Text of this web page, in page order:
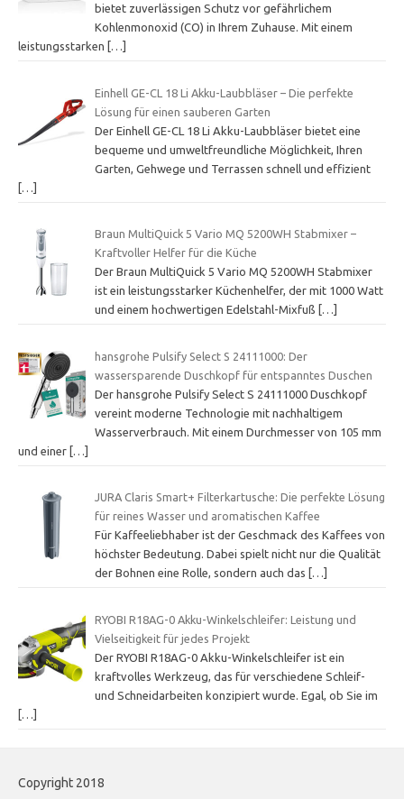
bietet zuverlässigen Schutz vor gefährlichem
Kohlenmonoxid (CO) in Ihrem Zuhause. Mit einem
leistungsstarken
[…]
Einhell GE-CL 18 Li Akku-Laubbläser – Die perfekte
Lösung für einen sauberen Garten
Der Einhell GE-CL 18 Li Akku-Laubbläser bietet eine
bequeme und umweltfreundliche Möglichkeit, Ihren
Garten, Gehwege und Terrassen schnell und effizient
[…]
Braun MultiQuick 5 Vario MQ 5200WH Stabmixer –
Kraftvoller Helfer für die Küche
Der Braun MultiQuick 5 Vario MQ 5200WH Stabmixer
ist ein leistungsstarker Küchenhelfer, der mit 1000 Watt
und einem hochwertigen Edelstahl-Mixfuß
[…]
hansgrohe Pulsify Select S 24111000: Der
wassersparende Duschkopf für entspanntes Duschen
Der hansgrohe Pulsify Select S 24111000 Duschkopf
vereint moderne Technologie mit nachhaltigem
Wasserverbrauch. Mit einem Durchmesser von 105 mm
und einer […]
JURA Claris Smart+ Filterkartusche: Die perfekte Lösung
für reines Wasser und aromatischen Kaffee
Für Kaffeeliebhaber ist der Geschmack des Kaffees von
höchster Bedeutung. Dabei spielt nicht nur die Qualität
der Bohnen eine Rolle, sondern auch das
[…]
RYOBI R18AG-0 Akku-Winkelschleifer: Leistung und
Vielseitigkeit für jedes Projekt
Der RYOBI R18AG-0 Akku-Winkelschleifer ist ein
kraftvolles Werkzeug, das für verschiedene Schleif-
und Schneidarbeiten konzipiert wurde. Egal, ob Sie im
[…]
Copyright 2018